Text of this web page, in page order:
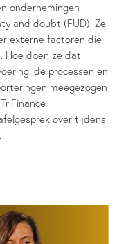
ondernemingen
and doubt (FUD). Ze
externe factoren die
Hoe doen ze dat
de processen en
meegezogen
over tijdens